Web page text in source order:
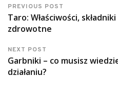
PREVIOUS POST
Taro: Właściwości,
zdrowotne
NEXT POST
Garbniki – co musisz
działaniu?